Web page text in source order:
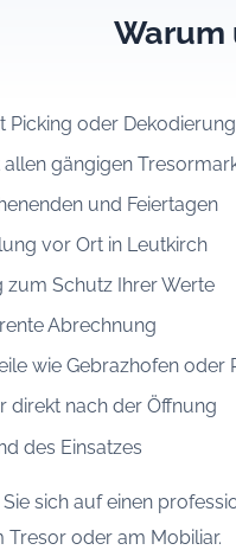
Warum
Picking oder Dekodierung
gängigen
und Feiertagen
vor Ort in Leutkirch
Schutz Ihrer Werte
Abrechnung
wie Gebrazhofen oder
direkt nach der Öffnung
des Einsatzes
sich auf einen
oder am Mobiliar.